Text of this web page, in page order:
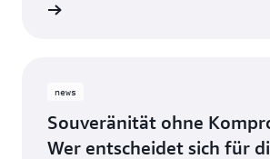
news
Souveränität ohne
Wer entscheidet sich für